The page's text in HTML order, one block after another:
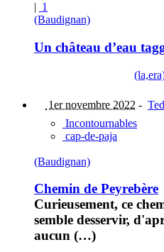
| 1
(Baudignan)
Un château d’eau
1er novembre 2022 -
Incontournables
cap-de-paja
(Baudignan)
Chemin de Peyrebère
Curieusement, ce
semble desservir,
aucun (…)